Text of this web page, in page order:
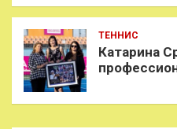
ТЕННИС
Катарина